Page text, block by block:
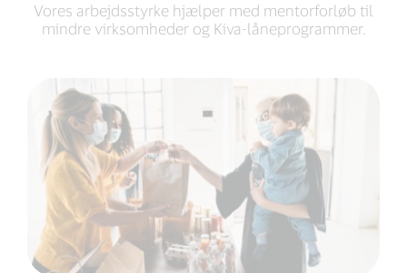
Vores arbejdsstyrke hjælper med mentorforløb til
mindre virksomheder og Kiva-låneprogrammer.